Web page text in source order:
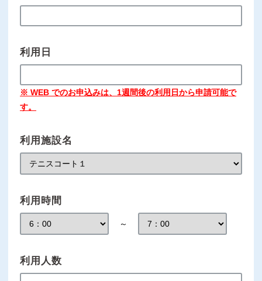
利用日
※ WEB でのお申込みは、1週間後の利用日から申請可能で
す。
利用施設名
利用時間
～
利用人数